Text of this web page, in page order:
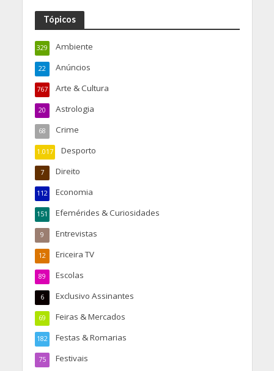
Tópicos
Ambiente
329
Anúncios
22
Arte & Cultura
767
Astrologia
20
Crime
68
Desporto
1.017
Direito
7
Economia
112
Efemérides & Curiosidades
151
Entrevistas
9
Ericeira TV
12
Escolas
89
Exclusivo Assinantes
6
Feiras & Mercados
69
Festas & Romarias
182
Festivais
75